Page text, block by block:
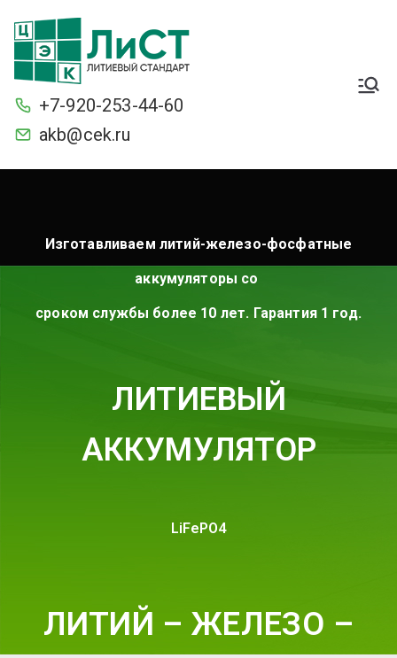
стартерные токи и ёмкость.
+7-920-253-44-60
akb@cek.ru
Изготавливаем литий-железо-фосфатные
аккумуляторы со
сроком службы более 10 лет. Гарантия 1 год.
ЛИТИЕВЫЙ
АККУМУЛЯТОР
LiFePO4
ЛИТИЙ – ЖЕЛЕЗО –